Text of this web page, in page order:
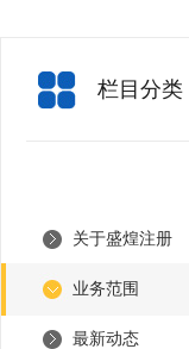
栏目分类
关于盛煌注册
业务范围
最新动态